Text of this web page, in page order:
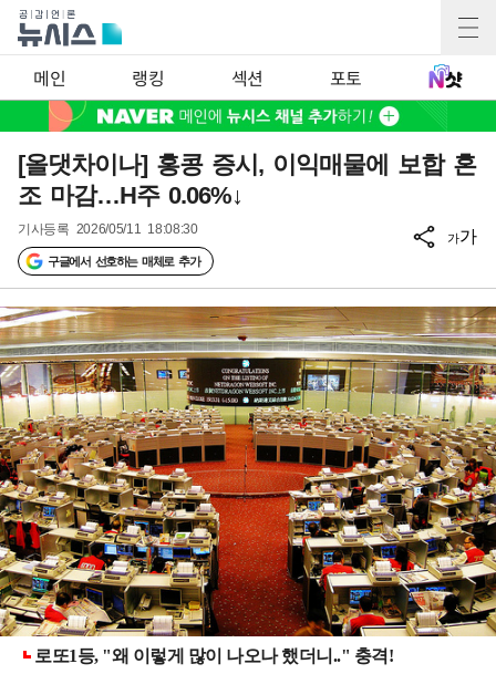
메인 랭킹 섹션 포토
[올댓차이나] 홍콩 증시, 이익매물에 보합 혼
조 마감…H주 0.06%↓
기사등록 2026/05/11 18:08:30
구글에서 선호하는 매체로 추가
가가